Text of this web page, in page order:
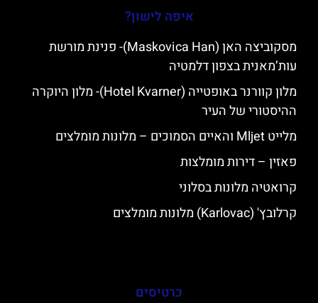
איפה לישון?
מסקוביצה האן (Maskovica Han)- פנינת מורשת
עות’מאנית בצפון דלמטיה
מלון קוורנר באופטייה (Hotel Kvarner)- מלון היוקרה
ההיסטורי של העיר
מלייט Mljet והאיים הסמוכים – מלונות מומלצים
פאזין – דירות מומלצות
קרואטיה מלונות בסלוני
קרלובץ' (Karlovac) מלונות מומלצים
כרטיסים